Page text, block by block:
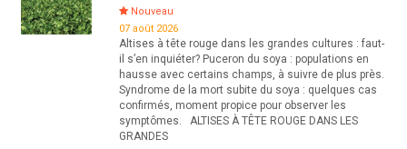
Nouveau
07 août 2026
Altises à tête rouge dans les grandes cultures : faut-
il s’en inquiéter? Puceron du soya : populations en
hausse avec certains champs, à suivre de plus près.
Syndrome de la mort subite du soya : quelques cas
confirmés, moment propice pour observer les
symptômes. ALTISES À TÊTE ROUGE DANS LES
GRANDES